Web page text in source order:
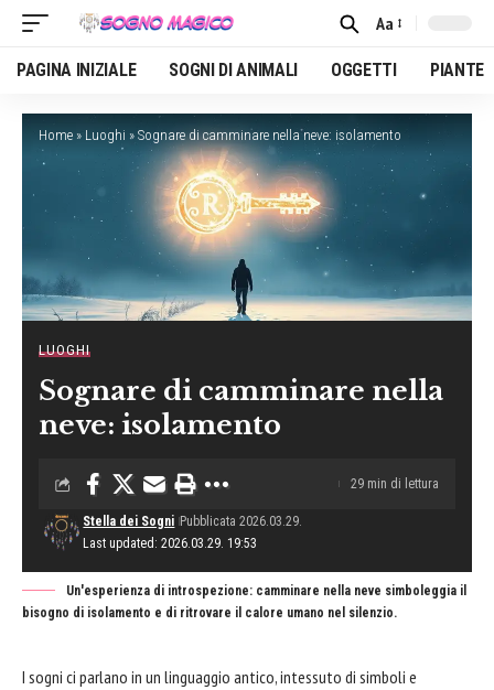
Font
Resizer
Aa
PAGINA INIZIALE SOGNI DI ANIMALI OGGETTI PIANTE
Home » Luoghi » Sognare di camminare nella neve: isolamento
LUOGHI
Sognare di camminare nella
neve: isolamento
Last updated: 2026.03.29. 19:53
Stella dei Sogni Pubblicata 2026.03.29.
29 min di lettura
Un'esperienza di introspezione: camminare nella neve simboleggia il
bisogno di isolamento e di ritrovare il calore umano nel silenzio.
I sogni ci parlano in un linguaggio antico, intessuto di simboli e